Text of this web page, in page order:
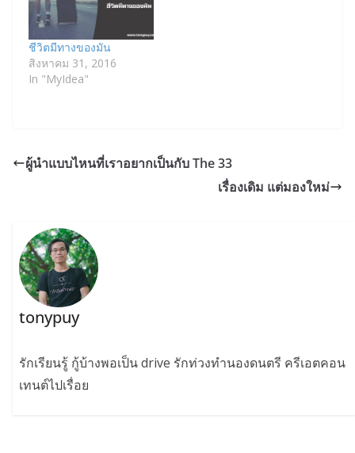
ชีวิตมีทางของมัน
สิงหาคม 31, 2016
In "MyIdea"
ผู้นำแบบไหนที่เราอยากเป็นกับ The 33
เรื่องเดิม แต่มองใหม่
tonypuy
รักเรียนรู้ กู้บ้างพอเป็น drive รักท่วงทำนองดนตรี ครีเอตคอน
เทนต์ไปเรื่อย